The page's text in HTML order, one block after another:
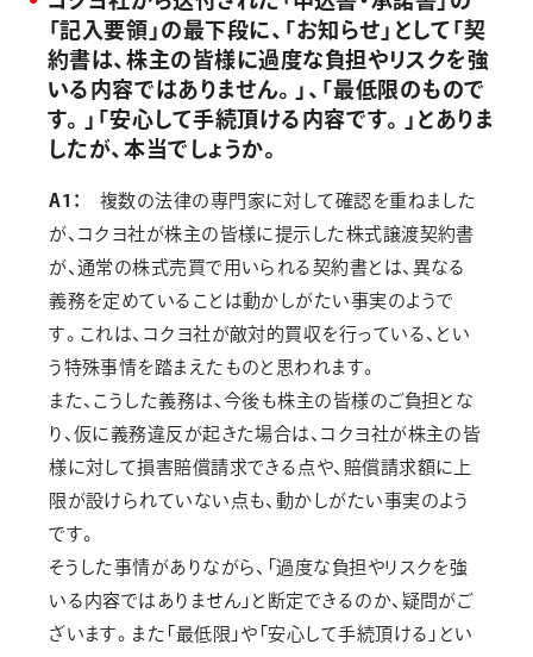
「記入要領」の最下段に、「お知らせ」として「契
約書は、株主の皆様に過度な負担やリスクを強
いる内容ではありません。」、「最低限のもので
す。」「安心して手続頂ける内容です。」とありま
したが、本当でしょうか。
A1：
複数の法律の専門家に対して確認を重ねました
が、コクヨ社が株主の皆様に提示した株式譲渡契約書
が、通常の株式売買で用いられる契約書とは、異なる
義務を定めていることは動かしがたい事実のようで
す。これは、コクヨ社が敵対的買収を行っている、とい
う特殊事情を踏まえたものと思われます。
また、こうした義務は、今後も株主の皆様のご負担とな
り、仮に義務違反が起きた場合は、コクヨ社が株主の皆
様に対して損害賠償請求できる点や、賠償請求額に上
限が設けられていない点も、動かしがたい事実のよう
です。
そうした事情がありながら、「過度な負担やリスクを強
いる内容ではありません」と断定できるのか、疑問がご
ざいます。また「最低限」や「安心して手続頂ける」とい